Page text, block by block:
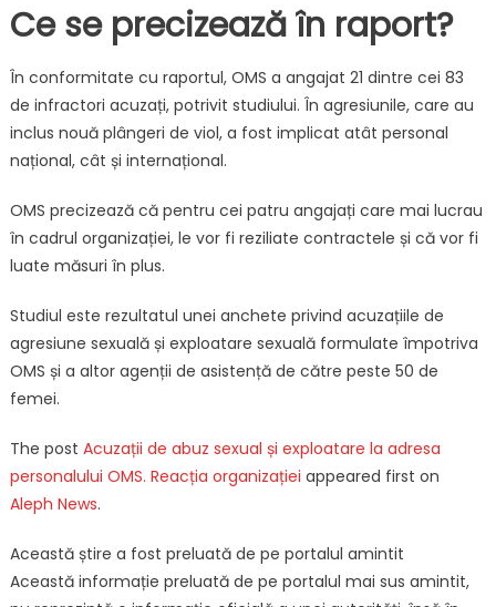
Ce se precizează în raport?
În conformitate cu raportul, OMS a angajat 21 dintre cei 83
de infractori acuzați, potrivit studiului. În agresiunile, care au
inclus nouă plângeri de viol, a fost implicat atât personal
național, cât și internațional.
OMS precizează că pentru cei patru angajați care mai lucrau
în cadrul organizației, le vor fi reziliate contractele și că vor fi
luate măsuri în plus.
Studiul este rezultatul unei anchete privind acuzațiile de
agresiune sexuală și exploatare sexuală formulate împotriva
OMS și a altor agenții de asistență de către peste 50 de
femei.
The post Acuzații de abuz sexual și exploatare la adresa
personalului OMS. Reacția organizației appeared first on
Aleph News.
Această știre a fost preluată de pe portalul amintit
Această informație preluată de pe portalul mai sus amintit,